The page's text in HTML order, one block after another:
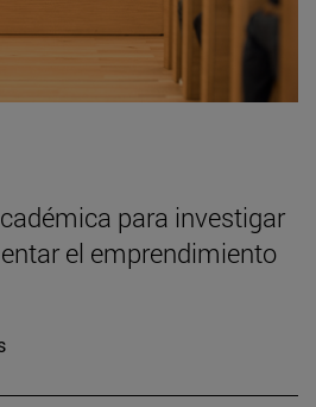
para investigar
el emprendimiento